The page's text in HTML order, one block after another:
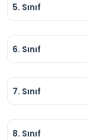
5. Sınıf
6. Sınıf
7. Sınıf
8. Sınıf